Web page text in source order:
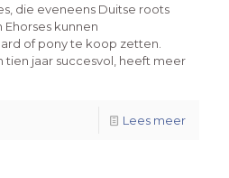
die eveneens Duitse roots
kunnen
of pony te koop zetten.
tien jaar succesvol, heeft meer
Lees meer